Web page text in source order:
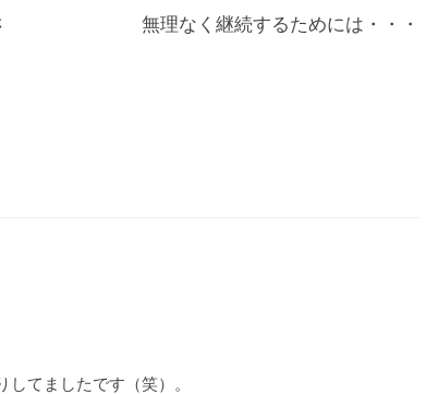
無理なく継続するためには・・・
てましたです（笑）。